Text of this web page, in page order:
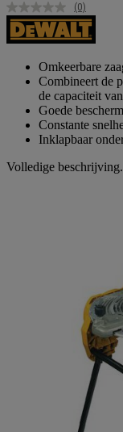
Geen
Dezelfde
(0)
Omkeerbare
Combineert de
de capaciteit
Goede
Constante
Inklapbaar
Volledige